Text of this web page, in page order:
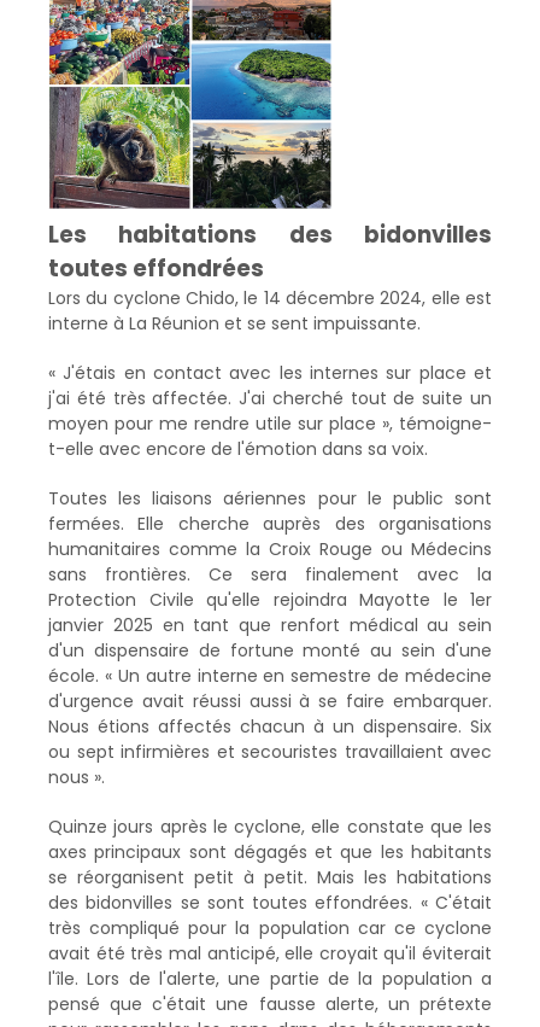
Les habitations des bidonvilles
toutes effondrées
Lors du cyclone Chido, le 14 décembre 2024, elle est
interne à La Réunion et se sent impuissante.
« J'étais en contact avec les internes sur place et
j'ai été très affectée. J'ai cherché tout de suite un
moyen pour me rendre utile sur place », témoigne-
t-elle avec encore de l'émotion dans sa voix.
Toutes les liaisons aériennes pour le public sont
fermées. Elle cherche auprès des organisations
humanitaires comme la Croix Rouge ou Médecins
sans frontières. Ce sera finalement avec la
Protection Civile qu'elle rejoindra Mayotte le 1er
janvier 2025 en tant que renfort médical au sein
d'un dispensaire de fortune monté au sein d'une
école. « Un autre interne en semestre de médecine
d'urgence avait réussi aussi à se faire embarquer.
Nous étions affectés chacun à un dispensaire. Six
ou sept infirmières et secouristes travaillaient avec
nous ».
Quinze jours après le cyclone, elle constate que les
axes principaux sont dégagés et que les habitants
se réorganisent petit à petit. Mais les habitations
des bidonvilles se sont toutes effondrées. « C'était
très compliqué pour la population car ce cyclone
avait été très mal anticipé, elle croyait qu'il éviterait
l'île. Lors de l'alerte, une partie de la population a
pensé que c'était une fausse alerte, un prétexte